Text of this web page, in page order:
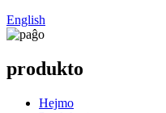
English
produkto
Hejmo